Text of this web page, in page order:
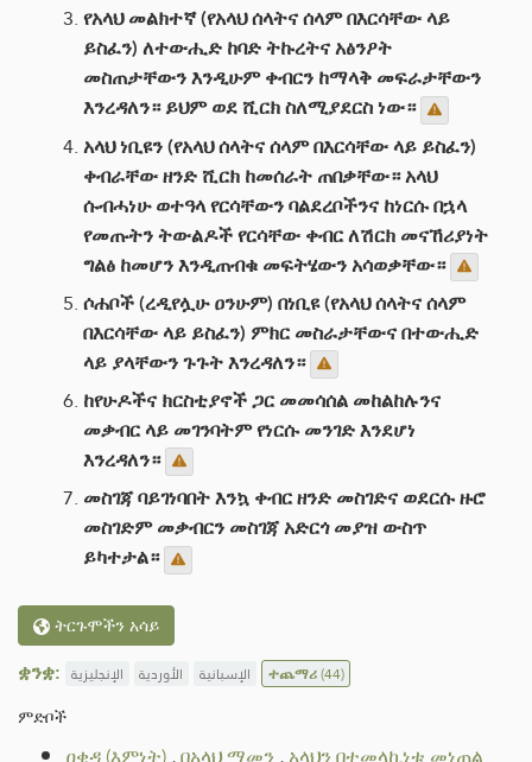
የአላህ መልክተኛ (የአላህ ሰላትና ሰላም በእርሳቸው ላይ
ይስፈን) ለተውሒድ ከባድ ትኩረትና አፅንዖት
መስጠታቸውን እንዲሁም ቀብርን ከማላቅ መፍራታቸውን
እንረዳለን። ይህም ወደ ሺርክ ስለሚያደርስ ነው።
አላህ ነቢዩን (የአላህ ሰላትና ሰላም በእርሳቸው ላይ ይስፈን)
ቀብራቸው ዘንድ ሺርክ ከመሰራት ጠበቃቸው። አላህ
ሱብሓነሁ ወተዓላ የርሳቸውን ባልደረቦችንና ከነርሱ በኋላ
የመጡትን ትውልዶች የርሳቸው ቀብር ለሽርክ መናኸሪያነት
ግልፅ ከመሆን እንዲጠብቁ መፍትሄውን አሳወቃቸው።
ሶሐቦች (ረዲየሏሁ ዐንሁም) በነቢዩ (የአላህ ሰላትና ሰላም
በእርሳቸው ላይ ይስፈን) ምክር መስራታቸውና በተውሒድ
ላይ ያላቸውን ጉጉት እንረዳለን።
ከየሁዶችና ክርስቲያኖች ጋር መመሳሰል መከልከሉንና
መቃብር ላይ መገንባትም የነርሱ መንገድ እንደሆነ
እንረዳለን።
መስገጃ ባይገነባበት እንኳ ቀብር ዘንድ መስገድና ወደርሱ ዙሮ
መስገድም መቃብርን መስገጃ አድርጎ መያዝ ውስጥ
ይካተታል።
ትርጉሞችን አሳይ
ቋንቋ: الإنجليزية الأوردية الإسبانية ተጨማሪ(44)
ምድቦች